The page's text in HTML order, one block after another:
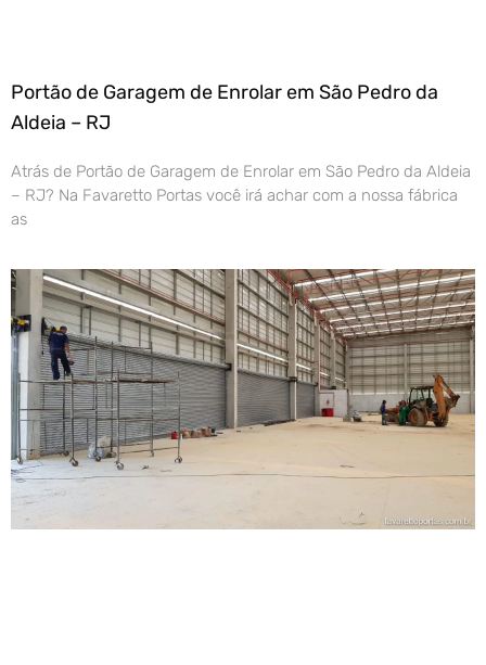
Portão de Garagem de Enrolar em São Pedro da
Aldeia – RJ
Atrás de Portão de Garagem de Enrolar em São Pedro da Aldeia
– RJ? Na Favaretto Portas você irá achar com a nossa fábrica
as